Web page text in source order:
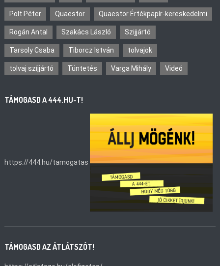
Polt Péter Quaestor Quaestor Értékpapír-kereskedelmi
Rogán Antal Szakács László Szijjártó
Tarsoly Csaba Tiborcz István tolvajok
tolvaj szíjjártó Tüntetés Varga Mihály Videó
TÁMOGASD A 444.HU-T!
https://444.hu/tamogatas
TÁMOGASD AZ ÁTLÁTSZÓT!